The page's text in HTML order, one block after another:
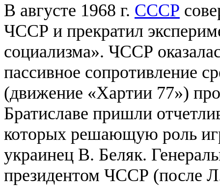
В августе 1968 г. СССР
ЧССР и прекратил
социализма». ЧССР
пассивное сопротивление
(движение «Хартии 77»)
Братиславе пришли
которых решающую роль
украинец В. Беляк.
президентом ЧССР (после